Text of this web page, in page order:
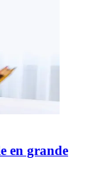
en grande